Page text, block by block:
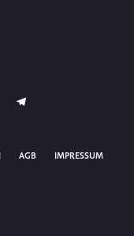
AGB IMPRESSUM